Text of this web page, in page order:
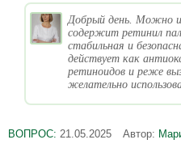
Добрый день. Можно
содержит ретинил
стабильная и
действует как
ретиноидов и реже
желательно
ВОПРОС: 21.05.2025 Автор: